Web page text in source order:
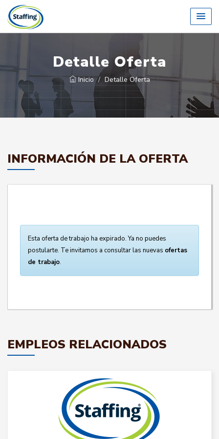
Detalle Oferta
Inicio Detalle Oferta
INFORMACIÓN DE LA OFERTA
Esta oferta de trabajo ha expirado. Ya no puedes
postularte. Te invitamos a consultar las nuevas ofertas
de trabajo.
EMPLEOS RELACIONADOS